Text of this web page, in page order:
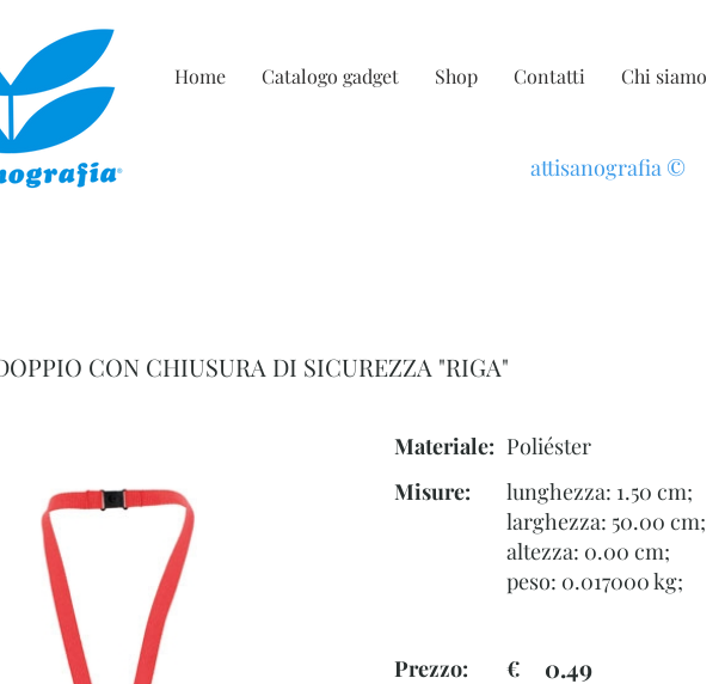
Home Catalogo gadget Shop Contatti Chi siamo
attisanografia ©
CON CHIUSURA DI SICUREZZA "RIGA"
Materiale: Poliéster
Misure:
lunghezza: 1.50 cm;
larghezza: 50.00 cm;
altezza: 0.00 cm;
peso: 0.017000 kg;
Prezzo: € 0.49